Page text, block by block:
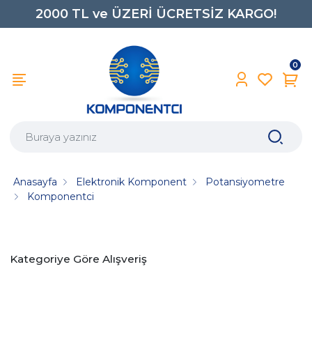
2000 TL ve ÜZERİ ÜCRETSİZ KARGO!
0850 242 0734
0
Anasayfa Elektronik Komponent
Potansiyometre
Komponentci
Kategoriye Göre Alışveriş